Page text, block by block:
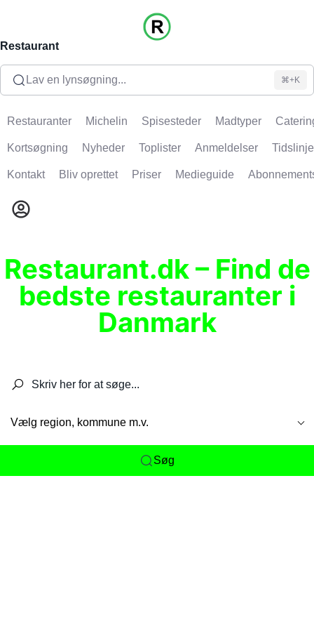
Restaurant
Lav en lynsøgning... ⌘+K
Restauranter Michelin Spisesteder Madtyper
Kortsøgning Nyheder Toplister Anmeldelser Tidslinje
Kontakt Bliv oprettet Priser Medieguide
Restaurant.dk – Find de
bedste restauranter i
Danmark
Vælg region, kommune m.v.
Søg